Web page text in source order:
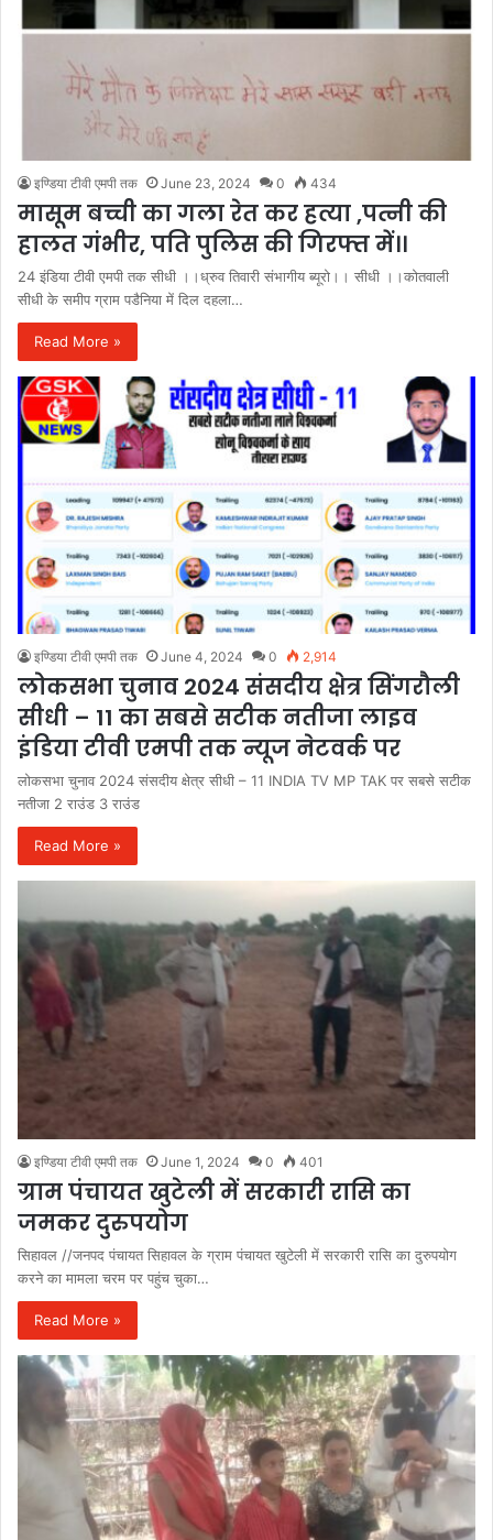
इण्डिया टीवी एमपी तक June 23, 2024 0 434
मासूम बच्ची का गला रेत कर हत्या ,पत्नी की
हालत गंभीर, पति पुलिस की गिरफ्त में।।
24 इंडिया टीवी एमपी तक सीधी ।।ध्रुव तिवारी संभागीय ब्यूरो।। सीधी ।।कोतवाली
सीधी के समीप ग्राम पडैनिया में दिल दहला…
Read More »
इण्डिया टीवी एमपी तक June 4, 2024 0 2,914
लोकसभा चुनाव 2024 संसदीय क्षेत्र सिंगरौली
सीधी – 11 का सबसे सटीक नतीजा लाइव
इंडिया टीवी एमपी तक न्यूज नेटवर्क पर
लोकसभा चुनाव 2024 संसदीय क्षेत्र सीधी – 11 INDIA TV MP TAK पर सबसे सटीक
नतीजा 2 राउंड 3 राउंड
Read More »
इण्डिया टीवी एमपी तक June 1, 2024 0 401
ग्राम पंचायत खुटेली में सरकारी रासि का
जमकर दुरुपयोग
सिहावल //जनपद पंचायत सिहावल के ग्राम पंचायत खुटेली में सरकारी रासि का दुरुपयोग
करने का मामला चरम पर पहुंच चुका…
Read More »